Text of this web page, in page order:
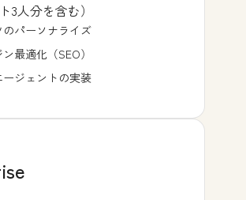
3人分を含む）
のパーソナライズ
最適化（SEO）
ジェントの実装